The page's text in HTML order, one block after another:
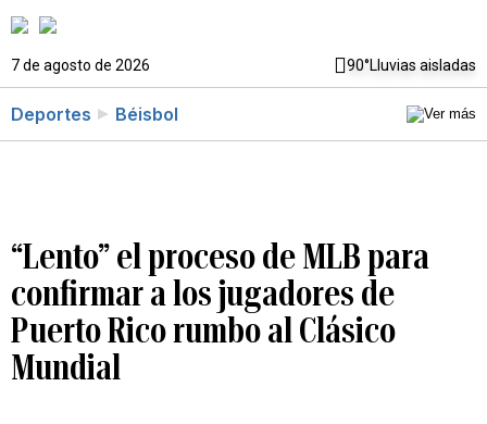
7 de agosto de 2026 90°Lluvias aisladas
Deportes Béisbol
“Lento” el proceso de MLB para
confirmar a los jugadores de
Puerto Rico rumbo al Clásico
Mundial